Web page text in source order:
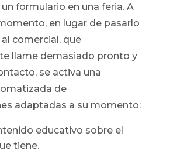
formulario en una feria. A
en lugar de pasarlo
comercial, que
llame demasiado pronto y
se activa una
de
adaptadas a su momento:
educativo sobre el
tiene.